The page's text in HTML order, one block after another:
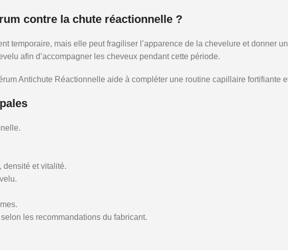
contre la chute réactionnelle ?
temporaire, mais elle peut fragiliser l’apparence de la chevelure et donner
afin d’accompagner les cheveux pendant cette période.
Antichute Réactionnelle aide à compléter une routine capillaire fortifiante
densité et vitalité.
les recommandations du fabricant.